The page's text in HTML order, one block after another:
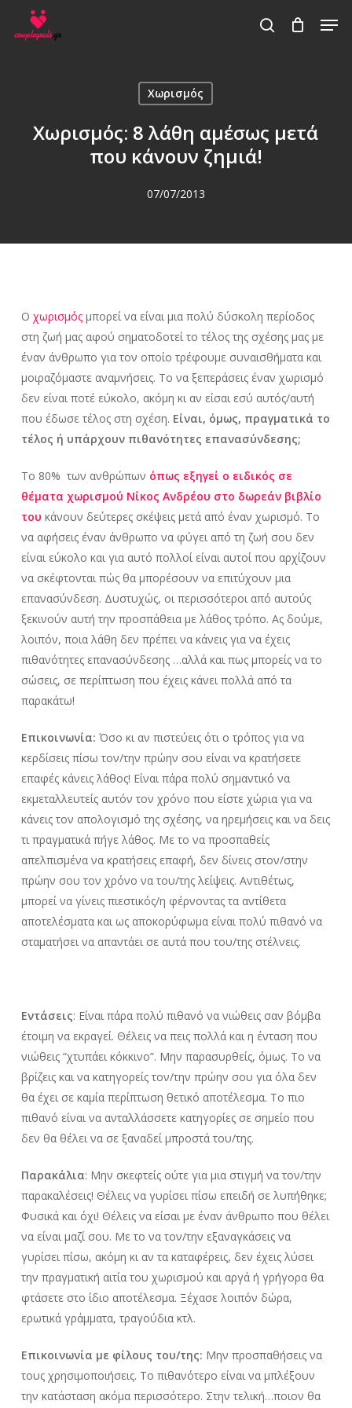
search
Χωρισμός
Χωρισμός: 8 λάθη αμέσως μετά
που κάνουν ζημιά!
07/07/2013
Ο χωρισμόςμπορεί να είναι μια πολύ δύσκολη περίοδος
στη ζωή μας αφού σηματοδοτεί το τέλος της σχέσης μας με
έναν άνθρωπο για τον οποίο τρέφουμε συναισθήματα και
μοιραζόμαστε αναμνήσεις. Το να ξεπεράσεις έναν χωρισμό
δεν είναι ποτέ εύκολο, ακόμη κι αν είσαι εσύ αυτός/αυτή
που έδωσε τέλος στη σχέση. Είναι, όμως, πραγματικά το
τέλος ή υπάρχουν πιθανότητες επανασύνδεσης;
Το 80% των ανθρώπων όπως εξηγεί ο ειδικός σε
θέματα χωρισμού Νίκος Ανδρέου στο δωρεάν βιβλίο
του κάνουν δεύτερες σκέψεις μετά από έναν χωρισμό. Το
να αφήσεις έναν άνθρωπο να φύγει από τη ζωή σου δεν
είναι εύκολο και για αυτό πολλοί είναι αυτοί που αρχίζουν
να σκέφτονται πώς θα μπορέσουν να επιτύχουν μια
επανασύνδεση. Δυστυχώς, οι περισσότεροι από αυτούς
ξεκινούν αυτή την προσπάθεια με λάθος τρόπο. Ας δούμε,
λοιπόν, ποια λάθη δεν πρέπει να κάνεις για να έχεις
πιθανότητες επανασύνδεσης …αλλά και πως μπορείς να το
σώσεις, σε περίπτωση που έχεις κάνει πολλά από τα
παρακάτω!
Επικοινωνία: Όσο κι αν πιστεύεις ότι ο τρόπος για να
κερδίσεις πίσω τον/την πρώην σου είναι να κρατήσετε
επαφές κάνεις λάθος! Είναι πάρα πολύ σημαντικό να
εκμεταλλευτείς αυτόν τον χρόνο που είστε χώρια για να
κάνεις τον απολογισμό της σχέσης, να ηρεμήσεις και να δεις
τι πραγματικά πήγε λάθος. Με το να προσπαθείς
απελπισμένα να κρατήσεις επαφή, δεν δίνεις στον/στην
πρώην σου τον χρόνο να του/της λείψεις. Αντιθέτως,
μπορεί να γίνεις πιεστικός/η φέρνοντας τα αντίθετα
αποτελέσματα και ως αποκορύφωμα είναι πολύ πιθανό να
σταματήσει να απαντάει σε αυτά που του/της στέλνεις.
Εντάσεις: Είναι πάρα πολύ πιθανό να νιώθεις σαν βόμβα
έτοιμη να εκραγεί. Θέλεις να πεις πολλά και η ένταση που
νιώθεις “χτυπάει κόκκινο”. Μην παρασυρθείς, όμως. Το να
βρίζεις και να κατηγορείς τον/την πρώην σου για όλα δεν
θα έχει σε καμία περίπτωση θετικό αποτέλεσμα. Το πιο
πιθανό είναι να ανταλλάσσετε κατηγορίες σε σημείο που
δεν θα θέλει να σε ξαναδεί μπροστά του/της.
Παρακάλια: Μην σκεφτείς ούτε για μια στιγμή να τον/την
παρακαλέσεις! Θέλεις να γυρίσει πίσω επειδή σε λυπήθηκε;
Φυσικά και όχι! Θέλεις να είσαι με έναν άνθρωπο που θέλει
να είναι μαζί σου. Με το να τον/την εξαναγκάσεις να
γυρίσει πίσω, ακόμη κι αν τα καταφέρεις, δεν έχεις λύσει
την πραγματική αιτία του χωρισμού και αργά ή γρήγορα θα
φτάσετε στο ίδιο αποτέλεσμα. Ξέχασε λοιπόν δώρα,
ερωτικά γράμματα, τραγούδια κτλ.
Επικοινωνία με φίλους του/της: Μην προσπαθήσεις να
τους χρησιμοποιήσεις. Το πιθανότερο είναι να μπλέξουν
την κατάσταση ακόμα περισσότερο. Στην τελική…ποιον θα